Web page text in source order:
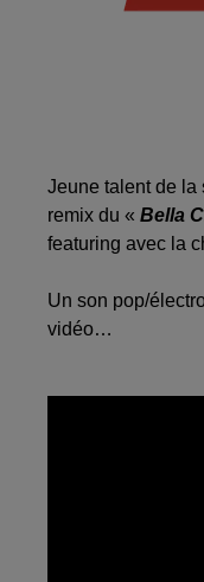
Jeune talent de la
remix du « Bella
featuring avec la
Un son pop/
vidéo…